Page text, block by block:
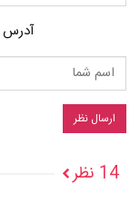
آدرس
14 نظر